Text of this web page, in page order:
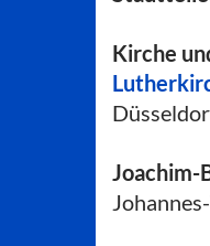
Kirche
Joachim-